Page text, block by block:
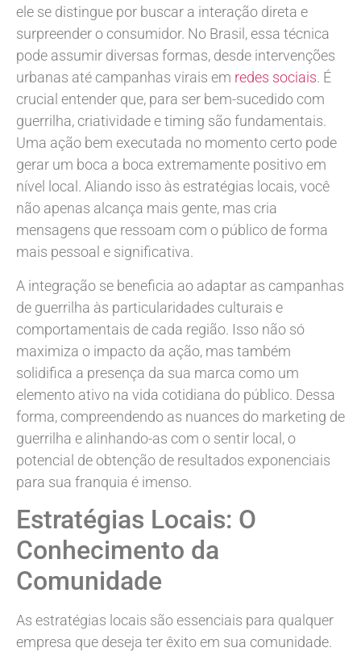
ele se distingue por buscar a interação direta e
surpreender o consumidor. No Brasil, essa técnica
pode assumir diversas formas, desde intervenções
urbanas até campanhas virais em redes sociais. É
crucial entender que, para ser bem-sucedido com
guerrilha, criatividade e timing são fundamentais.
Uma ação bem executada no momento certo pode
gerar um boca a boca extremamente positivo em
nível local. Aliando isso às estratégias locais, você
não apenas alcança mais gente, mas cria
mensagens que ressoam com o público de forma
mais pessoal e significativa.
A integração se beneficia ao adaptar as campanhas
de guerrilha às particularidades culturais e
comportamentais de cada região. Isso não só
maximiza o impacto da ação, mas também
solidifica a presença da sua marca como um
elemento ativo na vida cotidiana do público. Dessa
forma, compreendendo as nuances do marketing de
guerrilha e alinhando-as com o sentir local, o
potencial de obtenção de resultados exponenciais
para sua franquia é imenso.
Estratégias Locais: O
Conhecimento da
Comunidade
As estratégias locais são essenciais para qualquer
empresa que deseja ter êxito em sua comunidade.